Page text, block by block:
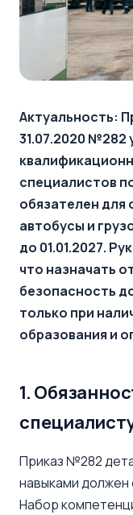
Актуальность:
31.07.2020 №282
специалистов
обязателен для
автобусы и
до 01.01.2027.
что назначать
безопасность
только при
образования и
1.
Приказ №282
навыками должен
Набор